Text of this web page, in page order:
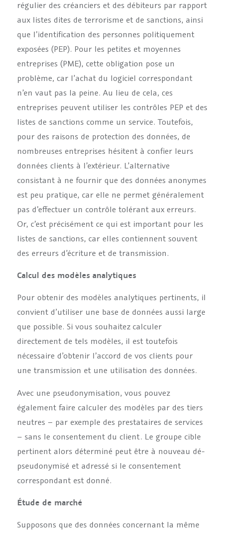
régulier des créanciers et des débiteurs par rapport
aux listes dites de terrorisme et de sanctions, ainsi
que l’identification des personnes politiquement
exposées (PEP). Pour les petites et moyennes
entreprises (PME), cette obligation pose un
problème, car l’achat du logiciel correspondant
n’en vaut pas la peine. Au lieu de cela, ces
entreprises peuvent utiliser les contrôles PEP et des
listes de sanctions comme un service. Toutefois,
pour des raisons de protection des données, de
nombreuses entreprises hésitent à confier leurs
données clients à l’extérieur. L’alternative
consistant à ne fournir que des données anonymes
est peu pratique, car elle ne permet généralement
pas d’effectuer un contrôle tolérant aux erreurs.
Or, c’est précisément ce qui est important pour les
listes de sanctions, car elles contiennent souvent
des erreurs d’écriture et de transmission.
Calcul des modèles analytiques
Pour obtenir des modèles analytiques pertinents, il
convient d’utiliser une base de données aussi large
que possible. Si vous souhaitez calculer
directement de tels modèles, il est toutefois
nécessaire d’obtenir l’accord de vos clients pour
une transmission et une utilisation des données.
Avec une pseudonymisation, vous pouvez
également faire calculer des modèles par des tiers
neutres – par exemple des prestataires de services
– sans le consentement du client. Le groupe cible
pertinent alors déterminé peut être à nouveau dé-
pseudonymisé et adressé si le consentement
correspondant est donné.
Étude de marché
Supposons que des données concernant la même